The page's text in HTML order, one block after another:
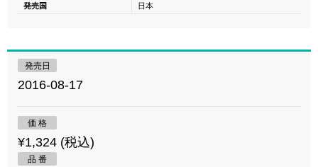
発売国
日本
発売日
2016-08-17
価 格
¥1,324 (税込)
品 番